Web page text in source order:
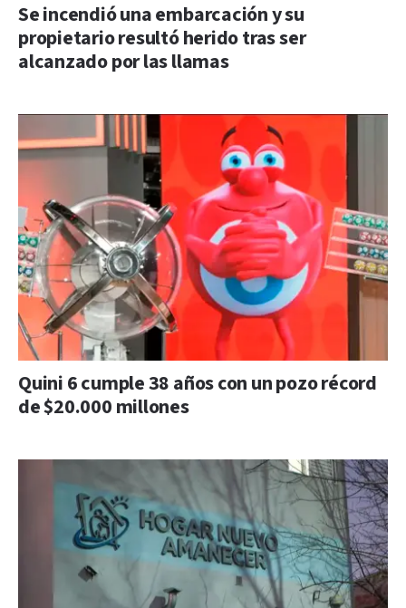
Se incendió una embarcación y su
propietario resultó herido tras ser
alcanzado por las llamas
Quini 6 cumple 38 años con un pozo récord
de $20.000 millones